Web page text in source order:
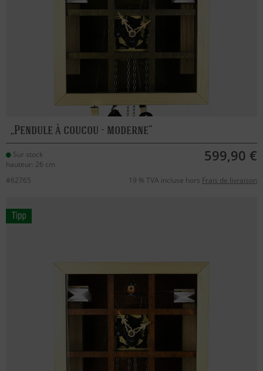
Pendule à coucou - moderne
Sur stock
hauteur: 26 cm
599,90 €
#62765 19 % TVA incluse hors Frais de livraison